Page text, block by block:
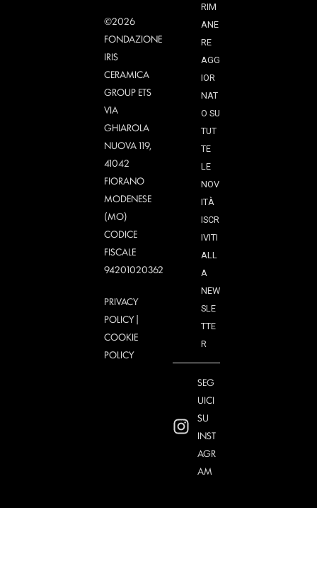
©2026
FONDAZIONE
IRIS
CERAMICA
GROUP ETS
VIA
GHIAROLA
NUOVA 119,
41042
FIORANO
MODENESE
(MO)
CODICE
FISCALE
94201020362
PRIVACY
POLICY|
COOKIE
POLICY
RIM
ANE
RE
AGG
IOR
NAT
O SU
TUT
TE
LE
NOV
ITÀ
ISCR
IVITI
ALL
A
NEW
SLE
TTE
R
SEG
UICI
SU
INST
AGR
AM